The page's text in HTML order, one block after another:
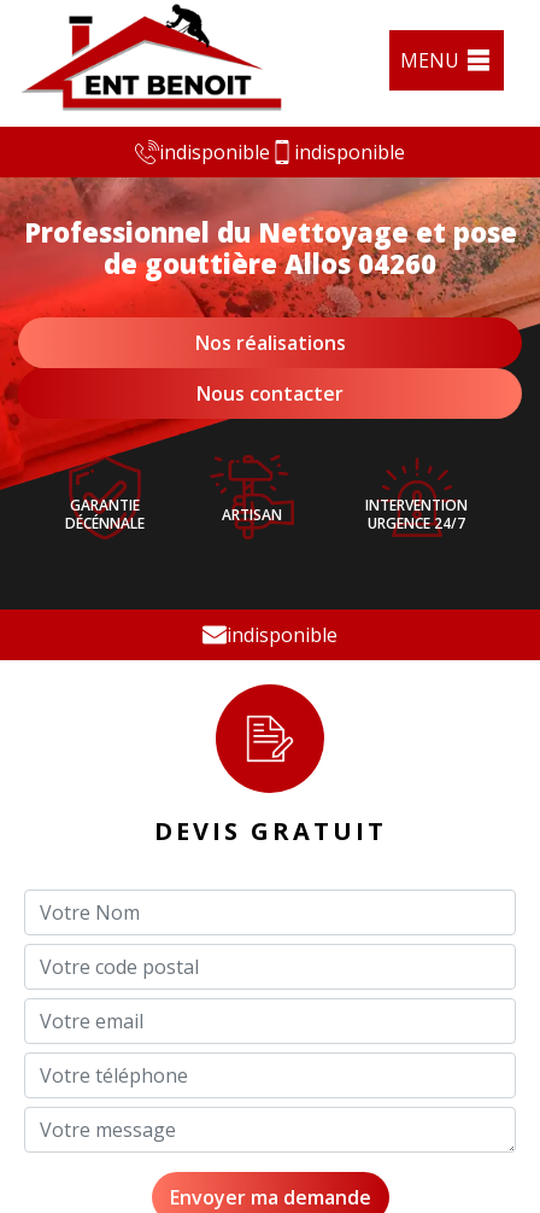
MENU
indisponible indisponible
Professionnel du Nettoyage et pose
de gouttière Allos 04260
Nos réalisations
Nous contacter
GARANTIE
DÉCÉNNALE
ARTISAN
INTERVENTION
URGENCE 24/7
indisponible
DEVIS GRATUIT